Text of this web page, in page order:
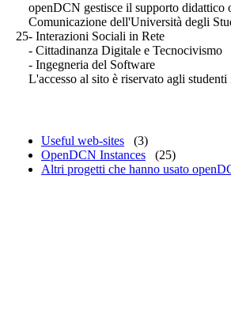
25
openDCN gestisce il supporto
Comunicazione dell'Università degli
- Interazioni Sociali in Rete
- Cittadinanza Digitale e Tecnocivismo
- Ingegneria del Software
L'accesso al sito è riservato agli studenti
Useful web-sites
(3)
OpenDCN Instances
(25)
Altri progetti che hanno usato